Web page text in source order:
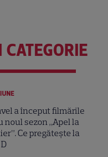
a început filmările
noul sezon „Apel la
Ce pregătește la